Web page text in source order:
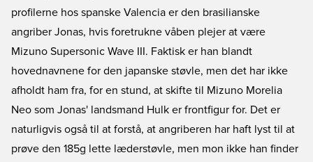
profilerne hos spanske Valencia er den brasilianske
angriber Jonas, hvis foretrukne våben plejer at være
Mizuno Supersonic Wave III. Faktisk er han blandt
hovednavnene for den japanske støvle, men det har ikke
afholdt ham fra, for en stund, at skifte til Mizuno Morelia
Neo som Jonas' landsmand Hulk er frontfigur for. Det er
naturligvis også til at forstå, at angriberen har haft lyst til at
prøve den 185g lette læderstøvle, men mon ikke han finder